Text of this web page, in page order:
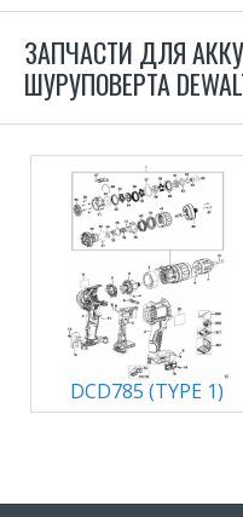
ЗАПЧАСТИ ДЛЯ
ШУРУПОВЕРТА
DCD785 (TYPE 1)